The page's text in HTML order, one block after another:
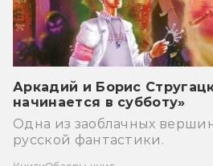
Аркадий и Борис
начинается в субботу»
Одна из заоблачных
русской фантастики.